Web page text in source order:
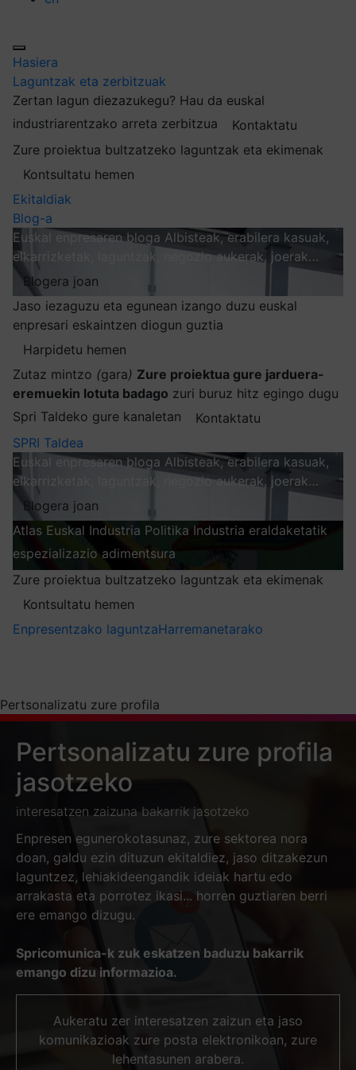
Hasiera
Laguntzak eta zerbitzuak
Zertan lagun diezazukegu? Hau da euskal
industriarentzako arreta zerbitzua
Kontaktatu
Zure proiektua bultzatzeko laguntzak eta ekimenak
Kontsultatu hemen
Ekitaldiak
Blog-a
Euskal enpresaren bloga Albisteak, erabilera kasuak,
elkarrizketak, laguntzak, negozio aukerak, joerak…
Blogera joan
Jaso iezaguzu eta egunean izango duzu euskal
enpresari eskaintzen diogun guztia
Harpidetu hemen
Zutaz mintzo (gara) Zure proiektua gure jarduera-
eremuekin lotuta badago zuri buruz hitz egingo dugu
Spri Taldeko gure kanaletan
Kontaktatu
SPRI Taldea
Euskal enpresaren bloga Albisteak, erabilera kasuak,
elkarrizketak, laguntzak, negozio aukerak, joerak…
Blogera joan
Atlas Euskal Industria Politika Industria eraldaketatik
espezializazio adimentsura
Zure proiektua bultzatzeko laguntzak eta ekimenak
Kontsultatu hemen
Enpresentzako laguntzaHarremanetarako
Pertsonalizatu zure profila
Pertsonalizatu zure profila
jasotzeko
interesatzen zaizuna bakarrik jasotzeko
Enpresen egunerokotasunaz, zure sektorea nora
doan, galdu ezin dituzun ekitaldiez, jaso ditzakezun
laguntzez, lehiakideengandik ideiak hartu edo
arrakasta eta porrotez ikasi... horren guztiaren berri
ere emango dizugu.
Spricomunica-k zuk eskatzen baduzu bakarrik
emango dizu informazioa.
Aukeratu zer interesatzen zaizun eta jaso
komunikazioak zure posta elektronikoan, zure
lehentasunen arabera.